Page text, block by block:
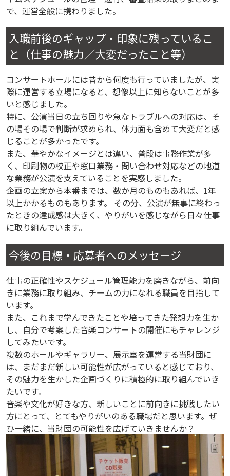
で、運営全般に携わりました。
入職前後のギャップ・印象に残っているこ
と（仕事の魅力／大変だったこと等）
コンサートホールには昔から何度も行っていましたが、実
際に運営する立場になると、想像以上に知らないことが多
いと感じました。
特に、公演当日の立ち回りや急なトラブルへの対応は、そ
の場その場で判断が求められ、体力面も含めて大変だと感
じることが多かったです。
また、華やかなイメージとは違い、普段は事務作業が多
く、印刷物の校正や窓口業務・問い合わせ対応などの地道
な業務が公演を支えていることを実感しました。
企画の立案から本番までは、数か月のものもあれば、1年
以上かかるものもあります。 その分、公演が無事に終わっ
たときの達成感は大きく、やりがいを感じながら日々仕事
に取り組んでいます。
今後の目標・応募者へのメッセージ
仕事の正確性やスケジュール管理能力を磨きながら、前向
きに業務に取り組み、チームの力になれる職員を目指して
います。
また、これまで学んできたことや培ってきた発想力を生か
し、自分で考案した音楽コンサートの開催にもチャレンジ
してみたいです。
複数のホールやギャラリー、展示室を運営する当財団に
は、まだまだ新しい可能性が広がっていると感じており、
その魅力を生かした企画づくりに積極的に取り組んでいき
たいです。
音楽や文化が好きな方、新しいことに前向きに挑戦したい
方にとって、とてもやりがいのある職場だと思います。ぜ
ひ一緒に、当財団の可能性を広げていきませんか？